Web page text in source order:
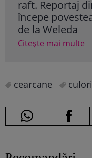
raft. Reportaj
începe
de la Weleda
Citește mai multe
cearcane culori